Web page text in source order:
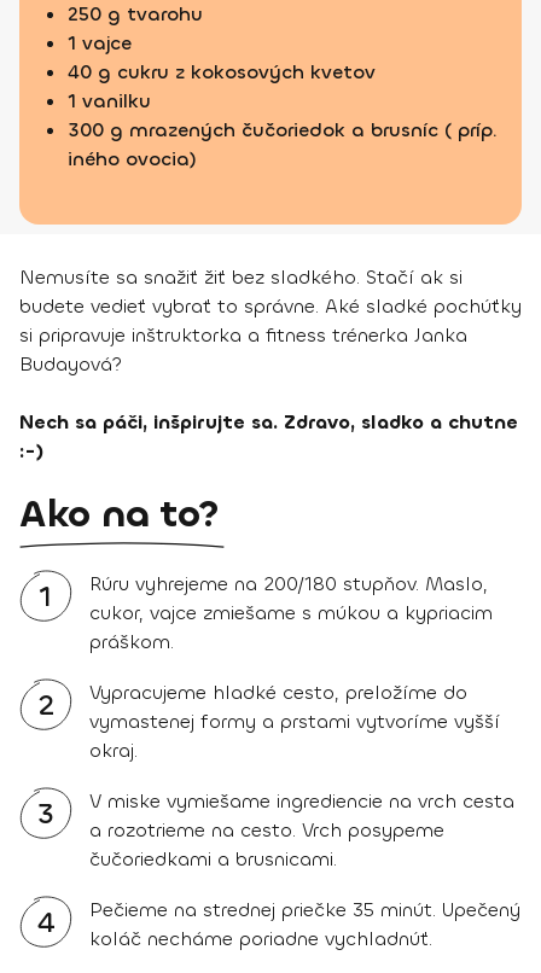
250 g tvarohu
1 vajce
40 g cukru z kokosových kvetov
1 vanilku
300 g mrazených čučoriedok a brusníc ( príp.
iného ovocia)
Nemusíte sa snažiť žiť bez sladkého. Stačí ak si
budete vedieť vybrať to správne. Aké sladké pochúťky
si pripravuje inštruktorka a fitness trénerka Janka
Budayová?
Nech sa páči, inšpirujte sa. Zdravo, sladko a chutne
:-)
Ako na to?
1
Rúru vyhrejeme na 200/180 stupňov. Maslo,
cukor, vajce zmiešame s múkou a kypriacim
práškom.
2
Vypracujeme hladké cesto, preložíme do
vymastenej formy a prstami vytvoríme vyšší
okraj.
3
V miske vymiešame ingrediencie na vrch cesta
a rozotrieme na cesto. Vrch posypeme
čučoriedkami a brusnicami.
4
Pečieme na strednej priečke 35 minút. Upečený
koláč necháme poriadne vychladnúť.